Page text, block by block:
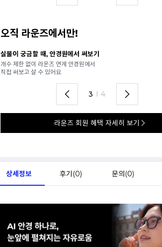
오직 라운즈에서만!
실물이 궁금할 때, 안경원에서 써보기
개수 제한 없이 라운즈 연계 안경원에서
직접 써보고 살 수 있어요.
3 I 4
라운즈 회원 혜택 자세히 보기
상세정보 후기(0) 문의(0)